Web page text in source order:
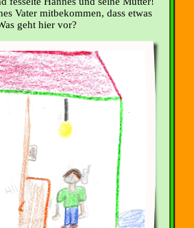
Vater mitbekommen, dass etwas
geht hier vor?